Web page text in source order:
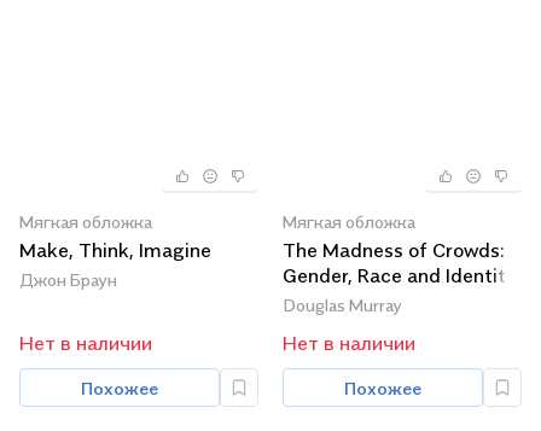
Мягкая обложка
Make, Think, Imagine
Джон Браун
Нет в наличии
Похожее
Мягкая обложка
The Madness of Crowds:
Gender, Race and Identity
Douglas Murray
Нет в наличии
Похожее